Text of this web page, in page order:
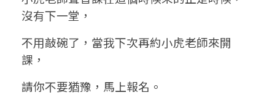
沒有下一堂，
不用敲碗了，當我下次再約小虎老師來開
課，
請你不要猶豫，馬上報名。